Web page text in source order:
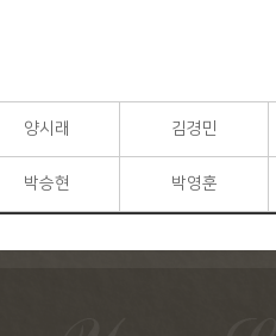
양시래 김경민
박승현 박영훈